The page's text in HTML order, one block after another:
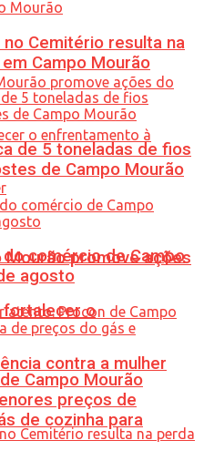
promove ações
fortalecer o
contra a mulher
Cemitério resulta na
Campo Mourão
de 5 toneladas de fios
de Campo Mourão
comércio de Campo
agosto
Campo Mourão
preços de
de cozinha para